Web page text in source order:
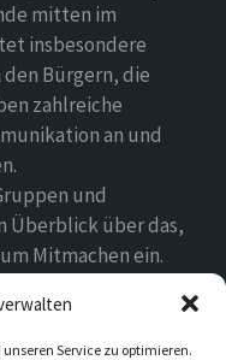
Service zu optimieren.
mitten im
insbesondere
Bürgern, die
zahlreiche
an und
und
Überblick über das,
Mitmachen ein.
Umfeld wohlfühlen.